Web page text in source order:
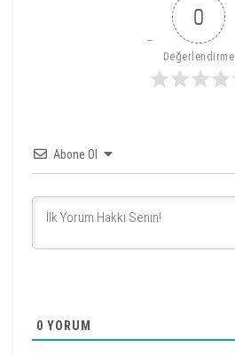
0
Değerlendirme
Abone Ol
0 YORUM